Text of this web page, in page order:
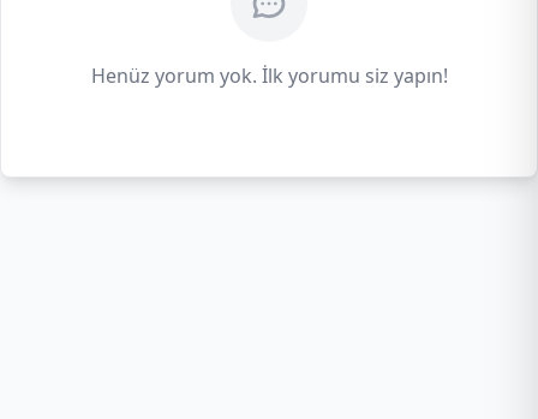
Henüz yorum yok. İlk yorumu siz yapın!